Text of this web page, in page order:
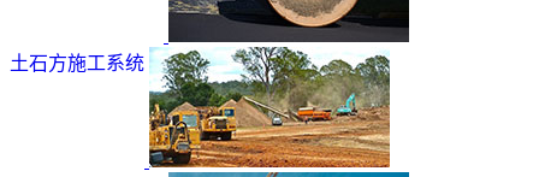
土石方施工系统